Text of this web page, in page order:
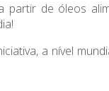
partir de óleos
a nível